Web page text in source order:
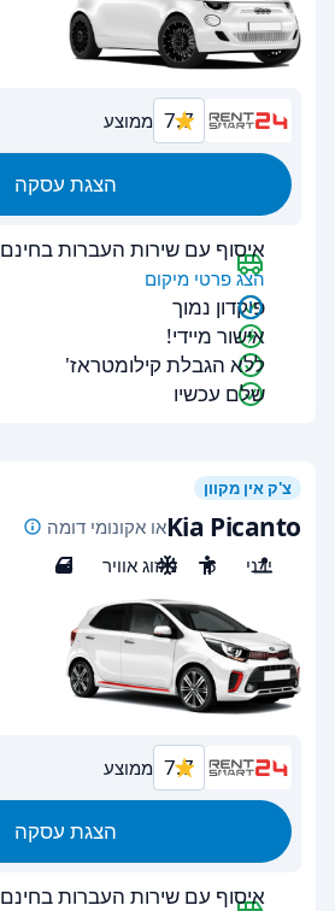
7.7 ממוצע
הצגת עסקה
איסוף עם שירות העברות בחינם
הצג פרטי מיקום
פיקדון נמוך
אישור מיידי!
ללא הגבלת קילומטראז'
שלם עכשיו
צ'ק אין מקוון
Kia Picantoאו אקונומי דומה
ידני
5 מיזוג אוויר 4
7.7 ממוצע
הצגת עסקה
איסוף עם שירות העברות בחינם